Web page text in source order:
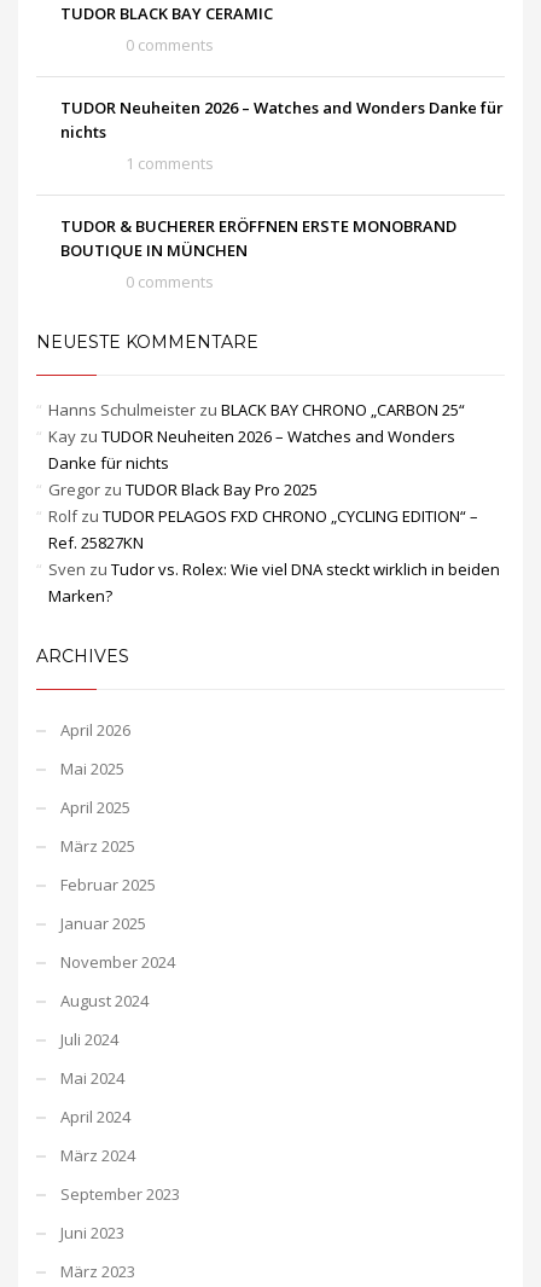
TUDOR BLACK BAY CERAMIC
0 comments
TUDOR Neuheiten 2026 – Watches and Wonders Danke für
nichts
1 comments
TUDOR & BUCHERER ERÖFFNEN ERSTE MONOBRAND
BOUTIQUE IN MÜNCHEN
0 comments
NEUESTE KOMMENTARE
Hanns Schulmeister zu BLACK BAY CHRONO „CARBON 25“
Kay zu TUDOR Neuheiten 2026 – Watches and Wonders
Danke für nichts
Gregor zu TUDOR Black Bay Pro 2025
Rolfzu TUDOR PELAGOS FXD CHRONO „CYCLING EDITION“ –
Ref. 25827KN
Sven zu Tudor vs. Rolex: Wie viel DNA steckt wirklich in beiden
Marken?
ARCHIVES
April 2026
Mai 2025
April 2025
März 2025
Februar 2025
Januar 2025
November 2024
August 2024
Juli 2024
Mai 2024
April 2024
März 2024
September 2023
Juni 2023
März 2023